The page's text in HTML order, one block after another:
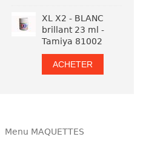
XL X2 - BLANC
brillant 23 ml -
Tamiya 81002
ACHETER
Menu MAQUETTES